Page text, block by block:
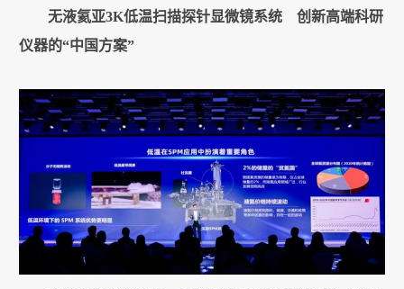
无液氦亚3K低温扫描探针显微镜系统 创新高端科研
仪器的“中国方案”